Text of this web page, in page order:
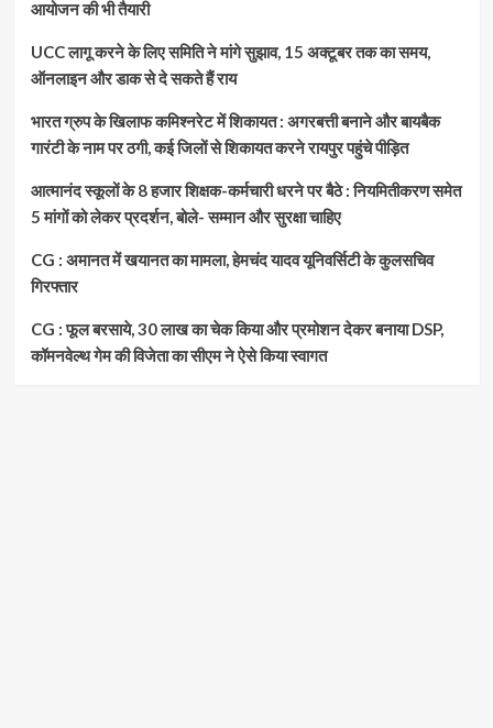
आयोजन की भी तैयारी
UCC लागू करने के लिए समिति ने मांगे सुझाव, 15 अक्टूबर तक का समय,
ऑनलाइन और डाक से दे सकते हैं राय
भारत ग्रुप के खिलाफ कमिश्नरेट में शिकायत : अगरबत्ती बनाने और बायबैक
गारंटी के नाम पर ठगी, कई जिलों से शिकायत करने रायपुर पहुंचे पीड़ित
आत्मानंद स्कूलों के 8 हजार शिक्षक-कर्मचारी धरने पर बैठे : नियमितीकरण समेत
5 मांगों को लेकर प्रदर्शन, बोले- सम्मान और सुरक्षा चाहिए
CG : अमानत में खयानत का मामला, हेमचंद यादव यूनिवर्सिटी के कुलसचिव
गिरफ्तार
CG : फूल बरसाये, 30 लाख का चेक किया और प्रमोशन देकर बनाया DSP,
कॉमनवेल्थ गेम की विजेता का सीएम ने ऐसे किया स्वागत